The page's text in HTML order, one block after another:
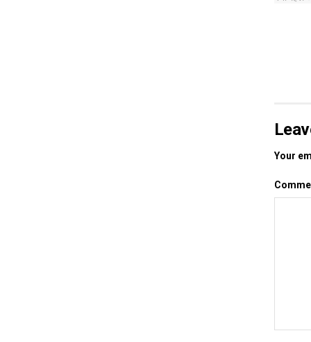
Your